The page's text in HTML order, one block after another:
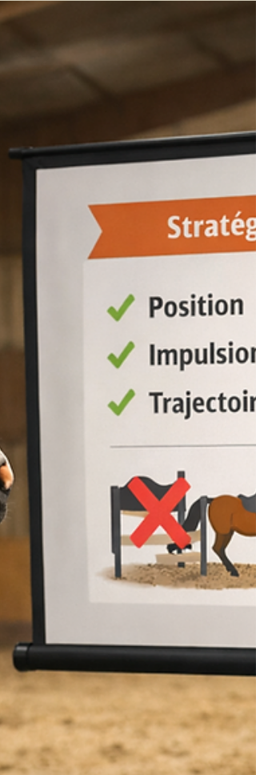
s’ancrer durablement. Les feedbacks
managériales évoluent peu, et les
comportements en situation de pression
restent souvent les mêmes. Pourquoi ?
Parce que les formations sont focus sur
savoirs et savoir-faire, mais moins sur le
savoir-être